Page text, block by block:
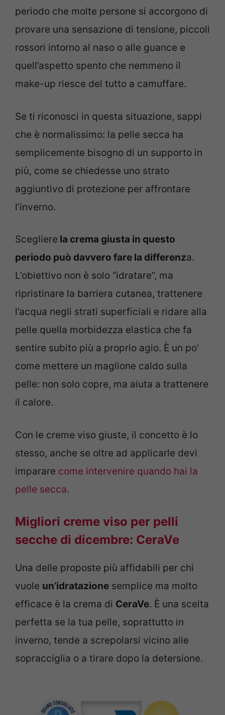
periodo che molte persone si accorgono di
provare una sensazione di tensione, piccoli
rossori intorno al naso o alle guance e
quell’aspetto spento che nemmeno il
make-up riesce del tutto a camuffare.
Se ti riconosci in questa situazione, sappi
che è normalissimo: la pelle secca ha
semplicemente bisogno di un supporto in
più, come se chiedesse uno strato
aggiuntivo di protezione per affrontare
l’inverno.
Scegliere la crema giusta in questo
periodo può davvero fare la differenza.
L’obiettivo non è solo “idratare”, ma
ripristinare la barriera cutanea, trattenere
l’acqua negli strati superficiali e ridare alla
pelle quella morbidezza elastica che fa
sentire subito più a proprio agio. È un po’
come mettere un maglione caldo sulla
pelle: non solo copre, ma aiuta a trattenere
il calore.
Con le creme viso giuste, il concetto è lo
stesso, anche se oltre ad applicarle devi
imparare come intervenire quando hai la
pelle secca.
Migliori creme viso per pelli
secche di dicembre: CeraVe
Una delle proposte più affidabili per chi
vuole un’idratazione semplice ma molto
efficace è la crema di CeraVe. È una scelta
perfetta se la tua pelle, soprattutto in
inverno, tende a screpolarsi vicino alle
sopracciglia o a tirare dopo la detersione.